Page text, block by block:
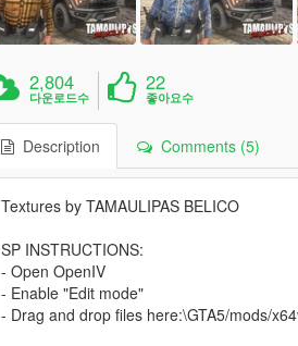
2,804
다운로드수
22
좋아요수
Description Comments (5)
Textures by TAMAULIPAS BELICO
SP INSTRUCTIONS:
- Open OpenIV
- Enable "Edit mode"
- Drag and drop files here:\GTA5/mods/